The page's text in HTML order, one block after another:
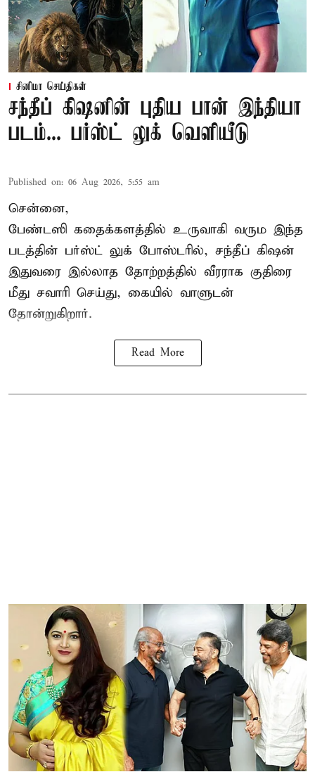
சினிமா செய்திகள்
சந்தீப் கிஷனின் புதிய பான் இந்தியா
படம்... பர்ஸ்ட் லுக் வெளியீடு
Published on: 06 Aug 2026, 5:55 am
சென்னை,
பேண்டஸி கதைக்களத்தில் உருவாகி வரும இந்த
படத்தின் பர்ஸ்ட் லுக் போஸ்டரில், சந்தீப் கிஷன்
இதுவரை இல்லாத தோற்றத்தில் வீரராக குதிரை
மீது சவாரி செய்து, கையில் வாளுடன்
தோன்றுகிறார்.
Read More